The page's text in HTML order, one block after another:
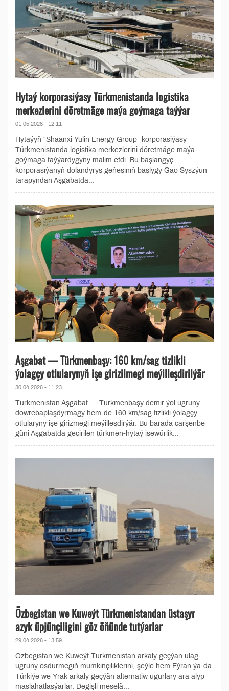
Hytaý korporasiýasy Türkmenistanda logistika
merkezlerini döretmäge maýa goýmaga taýýar
01.05.2026 - 12:11
Hytaýyň “Shaanxi Yulin Energy Group” korporasiýasy
Türkmenistanda logistika merkezlerini döretmäge maýa
goýmaga taýýardygyny mälim etdi. Bu başlangyç
korporasiýanyň dolandyryş geňeşiniň başlygy Gao Syszýun
tarapyndan Aşgabatda...
Aşgabat — Türkmenbaşy: 160 km/sag tizlikli
ýolagçy otlularynyň işe girizilmegi meýilleşdirilýär
30.04.2026 - 11:23
Türkmenistan Aşgabat — Türkmenbaşy demir ýol ugruny
döwrebaplaşdyrmagy hem-de 160 km/sag tizlikli ýolagçy
otlularyny işe girizmegi meýilleşdirýär. Bu barada çarşenbe
güni Aşgabatda geçirilen türkmen-hytaý işewürlik...
Özbegistan we Kuweýt Türkmenistandan üstaşyr
azyk üpjünçiligini göz öňünde tutýarlar
29.04.2026 - 13:59
Özbegistan we Kuweýt Türkmenistan arkaly geçýän ulag
ugruny ösdürmegiň mümkinçiliklerini, şeýle hem Eýran ýa-da
Türkiýe we Yrak arkaly geçýän alternatiw ugurlary ara alyp
maslahatlaşýarlar. Degişli meselä...